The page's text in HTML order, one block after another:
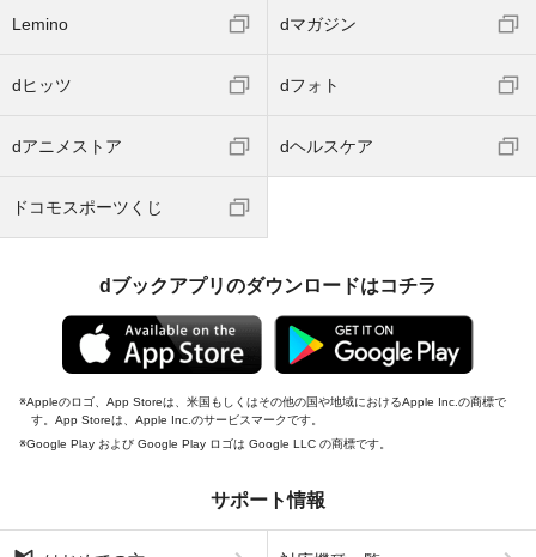
Lemino dマガジン
dヒッツ dフォト
dアニメストア dヘルスケア
ドコモスポーツくじ
dブックアプリのダウンロードはコチラ
Appleのロゴ、App Storeは、米国もしくはその他の国や地域におけるApple Inc.の商標で
す。App Storeは、Apple Inc.のサービスマークです。
Google Play および Google Play ロゴは Google LLC の商標です。
サポート情報